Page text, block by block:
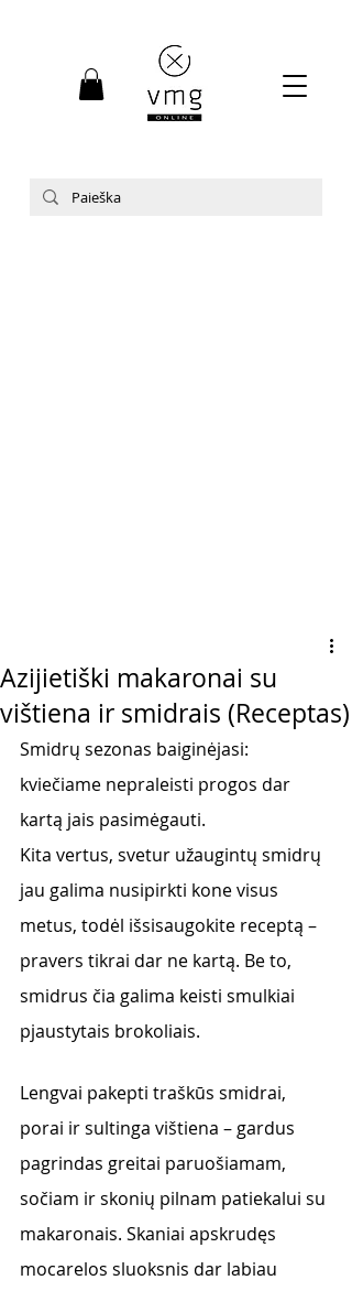
Azijietiški makaronai su
vištiena ir smidrais (Receptas)
Smidrų sezonas baiginėjasi:
kviečiame nepraleisti progos dar
kartą jais pasimėgauti.
Kita vertus, svetur užaugintų smidrų
jau galima nusipirkti kone visus
metus, todėl išsisaugokite receptą –
pravers tikrai dar ne kartą. Be to,
smidrus čia galima keisti smulkiai
pjaustytais brokoliais.
Lengvai pakepti traškūs smidrai,
porai ir sultinga vištiena – gardus
pagrindas greitai paruošiamam,
sočiam ir skonių pilnam patiekalui su
makaronais. Skaniai apskrudęs
mocarelos sluoksnis dar labiau